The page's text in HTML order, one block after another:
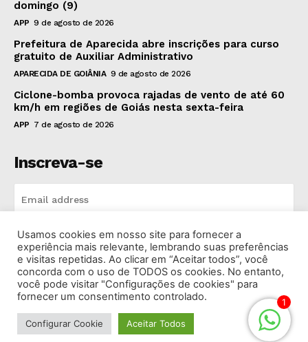
domingo (9)
APP 9 de agosto de 2026
Prefeitura de Aparecida abre inscrições para curso
gratuito de Auxiliar Administrativo
APARECIDA DE GOIÂNIA 9 de agosto de 2026
Ciclone-bomba provoca rajadas de vento de até 60
km/h em regiões de Goiás nesta sexta-feira
APP 7 de agosto de 2026
Inscreva-se
INSCREVA-SE
I've read and accept the Privacy Policy.
© 2026 Rádio Bandeirantes Goiânia. Todos os Direitos
Reservados.
1
Usamos cookies em nosso site para fornecer a
experiência mais relevante, lembrando suas preferências
e visitas repetidas. Ao clicar em “Aceitar todos”, você
concorda com o uso de TODOS os cookies. No entanto,
você pode visitar "Configurações de cookies" para
fornecer um consentimento controlado.
Configurar Cookie Aceitar Todos